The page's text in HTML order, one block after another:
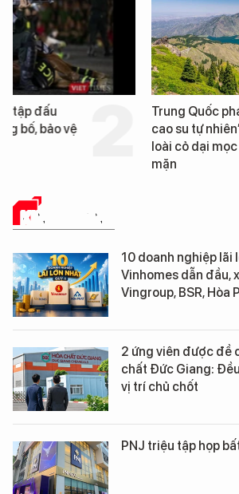
Trung Quốc phát hiện “mỏ
cao su tự nhiên” từ một
KINH DOANH
10 doanh nghiệp lãi
Vinhomes dẫn đầu,
Vingroup, BSR, Hòa
2 ứng viên được đề
chất Đức Giang:
vị trí chủ chốt
PNJ triệu tập họp